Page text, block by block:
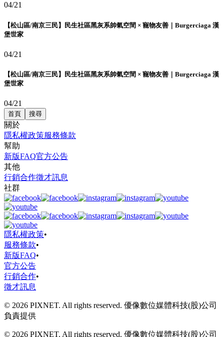
04/21
【松山區/南京三民】民生社區黑灰系帥氣空間 × 寵物友善｜Burgerciaga 漢
堡世家
04/21
【松山區/南京三民】民生社區黑灰系帥氣空間 × 寵物友善｜Burgerciaga 漢
堡世家
04/21
首頁 搜尋
關於
隱私權政策服務條款
幫助
新版FAQ官方公告
其他
行銷合作徵才訊息
社群
隱私權政策•
服務條款•
新版FAQ•
官方公告
行銷合作•
徵才訊息
© 2026 PIXNET. All rights reserved. 優像數位媒體科技(股)公司
負責提供
© 2026 PIXNET. All rights reserved. 優像數位媒體科技(股)公司